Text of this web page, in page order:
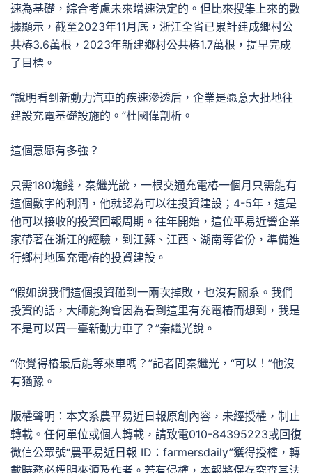
速為基礎，綜合考慮未來增速決定的。但比來搜集上來的數
據顯示，截至2023年11月底，浙江全省已累計建成鄉村公
共樁3.6萬根，2023年新建鄉村公共樁1.7萬根，提早完成
了目標。
“說明看到新動力汽車的疾速滲透后，企業是愿意大批地往
建設充電基礎設施的。”杜國偉剖析。
這個意愿有多強？
只需180塊錢，秦繼光說，一根交通充電樁一個月只需能有
這個數字的利潤，他就認為可以往投資建設；4-5年，這是
他可以接收的投資回報周期。往年開始，這位平易近營企業
家帶著在浙江的經驗，到江蘇、江西、湖南等省份，準備進
行鄉村地區充電樁的投資建設。
“假如說我們這個投資碰到一兩次掉敗，也沒有關系。我們
投資的話，大師能夠會因為看到這里有充電樁而想到，我是
不是可以買一臺新動力車了？”秦繼光說。
“你覺得樁最后能等來車嗎？”記者問秦繼光，“可以！”他沒
有猶豫。
版權聲明：本文系農平易近日報原創內容，未經授權，制止
轉載。任何單位或個人轉載，請致電010-84395223或回復
微信公眾號“農平易近日報 ID：farmersdaily”獲得授權，轉
載時務必標明來源及作者。若有侵權，本報將保存究查其法